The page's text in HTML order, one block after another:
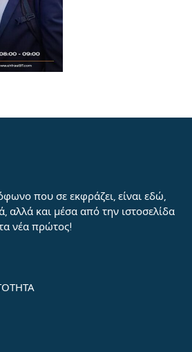
που σε εκφράζει, είναι εδώ,
αλλά και μέσα από την ιστοσελίδα
νέα πρώτος!